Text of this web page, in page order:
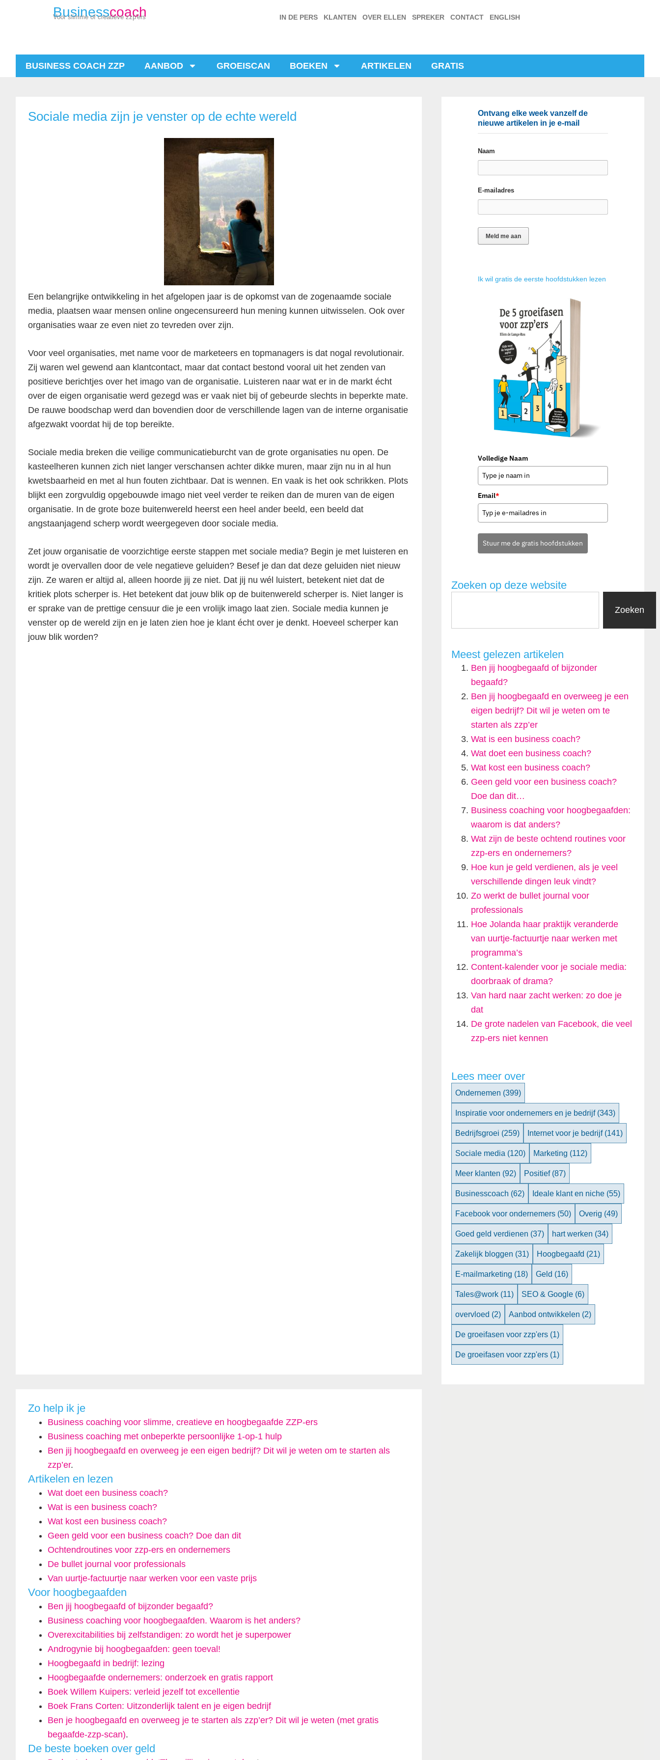
Businesscoach
Voor slimme of creatieve zzp'ers IN DE PERS KLANTEN OVER ELLEN SPREKER CONTACT ENGLISH
BUSINESS COACH ZZP AANBOD GROEISCAN BOEKEN ARTIKELEN GRATIS
Sociale media zijn je venster op de echte wereld
Een belangrijke ontwikkeling in het afgelopen jaar is de opkomst van de zogenaamde sociale
media, plaatsen waar mensen online ongecensureerd hun mening kunnen uitwisselen. Ook over
organisaties waar ze even niet zo tevreden over zijn.
Voor veel organisaties, met name voor de marketeers en topmanagers is dat nogal revolutionair.
Zij waren wel gewend aan klantcontact, maar dat contact bestond vooral uit het zenden van
positieve berichtjes over het imago van de organisatie. Luisteren naar wat er in de markt écht
over de eigen organisatie werd gezegd was er vaak niet bij of gebeurde slechts in beperkte mate.
De rauwe boodschap werd dan bovendien door de verschillende lagen van de interne organisatie
afgezwakt voordat hij de top bereikte.
Sociale media breken die veilige communicatieburcht van de grote organisaties nu open. De
kasteelheren kunnen zich niet langer verschansen achter dikke muren, maar zijn nu in al hun
kwetsbaarheid en met al hun fouten zichtbaar. Dat is wennen. En vaak is het ook schrikken. Plots
blijkt een zorgvuldig opgebouwde imago niet veel verder te reiken dan de muren van de eigen
organisatie. In de grote boze buitenwereld heerst een heel ander beeld, een beeld dat
angstaanjagend scherp wordt weergegeven door sociale media.
Zet jouw organisatie de voorzichtige eerste stappen met sociale media? Begin je met luisteren en
wordt je overvallen door de vele negatieve geluiden? Besef je dan dat deze geluiden niet nieuw
zijn. Ze waren er altijd al, alleen hoorde jij ze niet. Dat jij nu wél luistert, betekent niet dat de
kritiek plots scherper is. Het betekent dat jouw blik op de buitenwereld scherper is. Niet langer is
er sprake van de prettige censuur die je een vrolijk imago laat zien. Sociale media kunnen je
venster op de wereld zijn en je laten zien hoe je klant écht over je denkt. Hoeveel scherper kan
jouw blik worden?
Ontvang elke week vanzelf de
nieuwe artikelen in je e-mail
Naam
E-mailadres
Ik wil gratis de eerste hoofdstukken lezen
Volledige Naam
Email*
Stuur me de gratis hoofdstukken
Zoeken op deze website
Zoeken
Meest gelezen artikelen
Ben jij hoogbegaafd of bijzonder
begaafd?
Ben jij hoogbegaafd en overweeg je een
eigen bedrijf? Dit wil je weten om te
starten als zzp’er
Wat is een business coach?
Wat doet een business coach?
Wat kost een business coach?
Geen geld voor een business coach?
Doe dan dit…
Business coaching voor hoogbegaafden:
waarom is dat anders?
Wat zijn de beste ochtend routines voor
zzp-ers en ondernemers?
Hoe kun je geld verdienen, als je veel
verschillende dingen leuk vindt?
Zo werkt de bullet journal voor
professionals
Hoe Jolanda haar praktijk veranderde
van uurtje-factuurtje naar werken met
programma’s
Content-kalender voor je sociale media:
doorbraak of drama?
Van hard naar zacht werken: zo doe je
dat
De grote nadelen van Facebook, die veel
zzp-ers niet kennen
Lees meer over
Ondernemen (399)
Inspiratie voor ondernemers en je bedrijf (343)
Bedrijfsgroei (259) Internet voor je bedrijf (141)
Sociale media (120) Marketing (112)
Meer klanten (92) Positief (87)
Businesscoach (62) Ideale klant en niche (55)
Facebook voor ondernemers (50) Overig (49)
Goed geld verdienen (37) hart werken (34)
Zakelijk bloggen (31) Hoogbegaafd (21)
E-mailmarketing (18) Geld (16)
Tales@work (11) SEO & Google (6)
overvloed (2) Aanbod ontwikkelen (2)
De groeifasen voor zzp'ers (1)
De groeifasen voor zzp'ers (1)
Zo help ik je
Business coaching voor slimme, creatieve en hoogbegaafde ZZP-ers
Business coaching met onbeperkte persoonlijke 1-op-1 hulp
Ben jij hoogbegaafd en overweeg je een eigen bedrijf? Dit wil je weten om te starten als
zzp’er.
Artikelen en lezen
Wat doet een business coach?
Wat is een business coach?
Wat kost een business coach?
Geen geld voor een business coach? Doe dan dit
Ochtendroutines voor zzp-ers en ondernemers
De bullet journal voor professionals
Van uurtje-factuurtje naar werken voor een vaste prijs
Voor hoogbegaafden
Ben jij hoogbegaafd of bijzonder begaafd?
Business coaching voor hoogbegaafden. Waarom is het anders?
Overexcitabilities bij zelfstandigen: zo wordt het je superpower
Androgynie bij hoogbegaafden: geen toeval!
Hoogbegaafd in bedrijf: lezing
Hoogbegaafde ondernemers: onderzoek en gratis rapport
Boek Willem Kuipers: verleid jezelf tot excellentie
Boek Frans Corten: Uitzonderlijk talent en je eigen bedrijf
Ben je hoogbegaafd en overweeg je te starten als zzp’er? Dit wil je weten (met gratis
begaafde-zzp-scan).
De beste boeken over geld